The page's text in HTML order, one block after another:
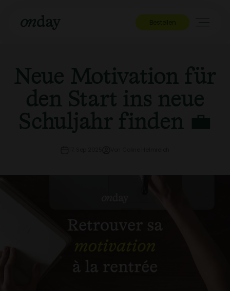
Neue Motivation für
den Start ins neue
Schuljahr finden 💼